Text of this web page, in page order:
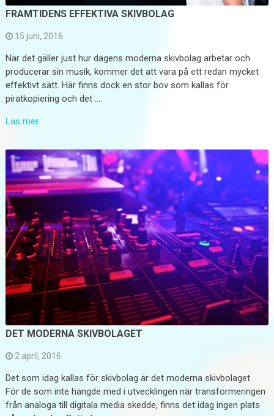
FRAMTIDENS EFFEKTIVA SKIVBOLAG
15 juni, 2016
När det gäller just hur dagens moderna skivbolag arbetar och
producerar sin musik, kommer det att vara på ett redan mycket
effektivt sätt. Här finns dock en stor bov som kallas för
piratkopiering och det …
Läs mer
DET MODERNA SKIVBOLAGET
2 april, 2016
Det som idag kallas för skivbolag är det moderna skivbolaget.
För de som inte hängde med i utvecklingen när transformeringen
från analoga till digitala media skedde, finns det idag ingen plats